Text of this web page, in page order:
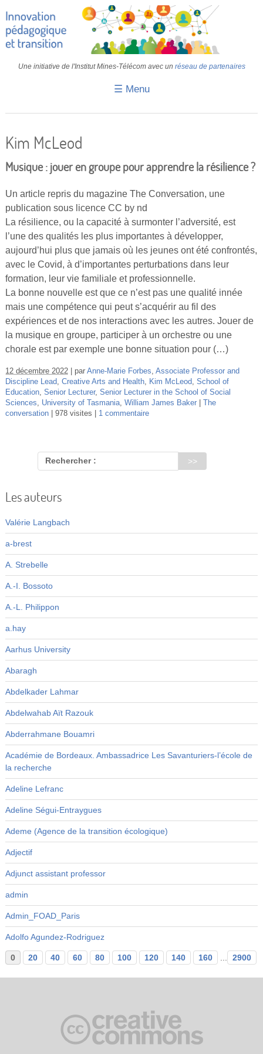
Une initiative de l'Institut Mines-Télécom avec un réseau de partenaires
☰ Menu
IMT
Colloques
Vidéos
S’inscrire
Se connecter
Kim McLeod
Musique : jouer en groupe pour apprendre la résilience ?
Un article repris du magazine The Conversation, une
publication sous licence CC by nd
La résilience, ou la capacité à surmonter l’adversité, est
l’une des qualités les plus importantes à développer,
aujourd’hui plus que jamais où les jeunes ont été confrontés,
avec le Covid, à d’importantes perturbations dans leur
formation, leur vie familiale et professionnelle.
La bonne nouvelle est que ce n’est pas une qualité innée
mais une compétence qui peut s’acquérir au fil des
expériences et de nos interactions avec les autres. Jouer de
la musique en groupe, participer à un orchestre ou une
chorale est par exemple une bonne situation pour (…)
12 décembre 2022 par Anne-Marie Forbes Associate Professor and
Discipline Lead
Creative Arts and Health, Kim McLeod
School of
Education, Senior Lecturer, Senior Lecturer in the School of Social
Sciences
University of Tasmania, William James Baker
The
conversation
978 visites 1 commentaire
Rechercher :
Les auteurs
Valérie Langbach
a-brest
A. Strebelle
A.-I. Bossoto
A.-L. Philippon
a.hay
Aarhus University
Abaragh
Abdelkader Lahmar
Abdelwahab Aït Razouk
Abderrahmane Bouamri
Académie de Bordeaux. Ambassadrice Les Savanturiers-l’école de
la recherche
Adeline Lefranc
Adeline Ségui-Entraygues
Ademe (Agence de la transition écologique)
Adjectif
Adjunct assistant professor
admin
Admin_FOAD_Paris
Adolfo Agundez-Rodriguez
0 20 40 60 80 100 120 140 160 ... 2900